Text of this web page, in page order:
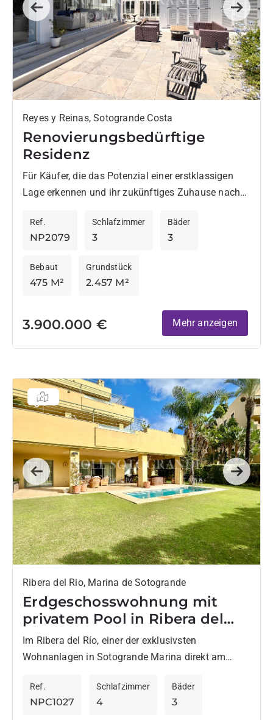
Previous Next
Reyes y Reinas, Sotogrande Costa
Renovierungsbedürftige
Residenz
Für Käufer, die das Potenzial einer erstklassigen
Lage erkennen und ihr zukünftiges Zuhause nach
diese Immobilie eine seltene Gelegenheit. Das
ursprünglich...
NP2079
Ref.
3
Schlafzimmer
3
Bäder
475 M²
Bebaut
2.457 M²
Grundstück
3.900.000 € Mehr anzeigen
Previous Next
Ribera del Rio, Marina de Sotogrande
Erdgeschosswohnung mit
privatem Pool in Ribera del
Río, Sotogrande Marina
Im Ribera del Río, einer der exklusivsten
Wohnanlagen in Sotogrande Marina direkt am
Erdgeschosswohnung großzügige Innen- und
Außenbereiche in privilegierter...
NPC1027
Ref.
4
Schlafzimmer
3
Bäder